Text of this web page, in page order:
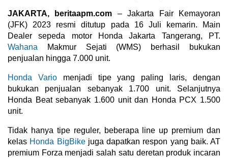
JAKARTA, beritaapm.com – Jakarta Fair Kemayoran
(JFK) 2023 resmi ditutup pada 16 Juli kemarin. Main
Dealer sepeda motor Honda Jakarta Tangerang, PT.
Wahana Makmur Sejati (WMS) berhasil bukukan
penjualan hingga 7.000 unit.
Honda Variomenjadi tipe yang paling laris, dengan
bukukan penjualan sebanyak 1.700 unit. Selanjutnya
Honda Beat sebanyak 1.600 unit dan Honda PCX 1.500
unit.
Tidak hanya tipe reguler, beberapa line up premium dan
kelas Honda BigBikejuga dapatkan respon yang baik. AT
premium Forza menjadi salah satu deretan produk incaran